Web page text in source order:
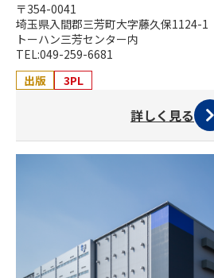
〒354-0041
埼玉県入間郡三芳町大字藤久保1124-1
トーハン三芳センター内
TEL:049-259-6681
出版
3PL
詳しく見る